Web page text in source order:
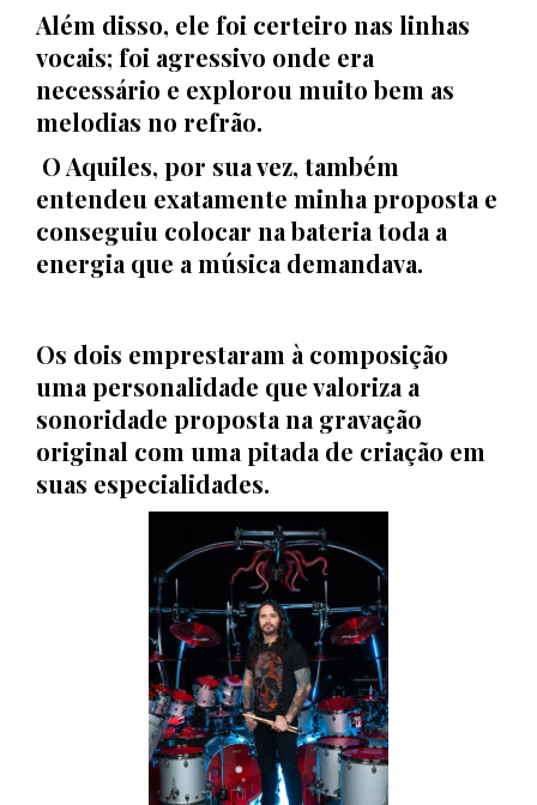
Além disso, ele foi certeiro nas linhas
vocais; foi agressivo onde era
necessário e explorou muito bem as
melodias no refrão.
O Aquiles, por sua vez, também
entendeu exatamente minha proposta e
conseguiu colocar na bateria toda a
energia que a música demandava.
Os dois emprestaram à composição
uma personalidade que valoriza a
sonoridade proposta na gravação
original com uma pitada de criação em
suas especialidades.